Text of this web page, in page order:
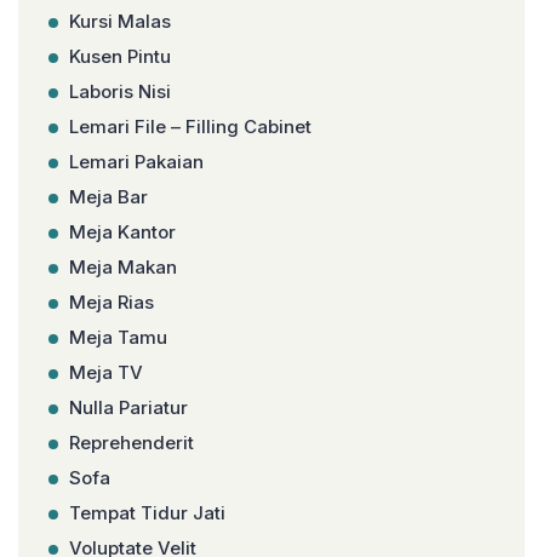
Kursi Malas
Kusen Pintu
Laboris Nisi
Lemari File – Filling Cabinet
Lemari Pakaian
Meja Bar
Meja Kantor
Meja Makan
Meja Rias
Meja Tamu
Meja TV
Nulla Pariatur
Reprehenderit
Sofa
Tempat Tidur Jati
Voluptate Velit